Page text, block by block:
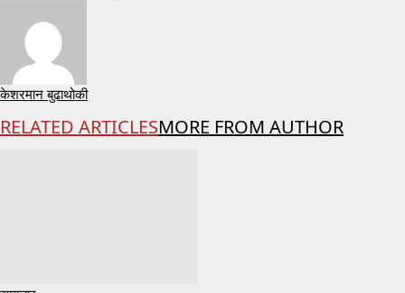
केशरमान बुढाथोकी
RELATED ARTICLESMORE FROM AUTHOR